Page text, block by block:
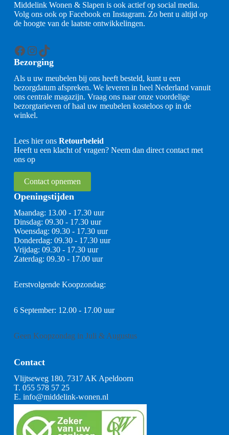
Middelink Wonen & Slapen is ook actief op social media.
Volg ons ook op Facebook en Instagram. Zo bent u altijd op
de hoogte van de laatste ontwikkelingen.
Facebook
Instagram
TikTok
Bezorging
Als u uw meubelen bij ons heeft besteld, kunt u een
bezorgdatum afspreken. We leveren in heel Nederland vanuit
ons centrale magazijn. Vraag ons naar onze voordelige
bezorgtarieven of haal uw meubelen kosteloos op in de
winkel.
Lees hier ons Retourbeleid
Heeft u een klacht of vragen? Neem dan direct contact met
ons op
Contact opnemen
Openingstijden
Maandag: 13.00 - 17.30 uur
Dinsdag: 09.30 - 17.30 uur
Woensdag: 09.30 - 17.30 uur
Donderdag: 09.30 - 17.30 uur
Vrijdag: 09.30 - 17.30 uur
Zaterdag: 09.30 - 17.00 uur
Eerstvolgende Koopzondag:
6 September: 12.00 - 17.00 uur
Geen Koopzondag in Juli & Augustus
Contact
Vlijtseweg 180, 7317 AK Apeldoorn
T. 055 578 57 25
E. info@middelink-wonen.nl